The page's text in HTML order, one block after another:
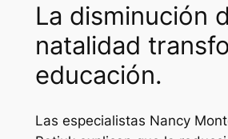
La disminución
natalidad
educación.
Las especialistas Nancy